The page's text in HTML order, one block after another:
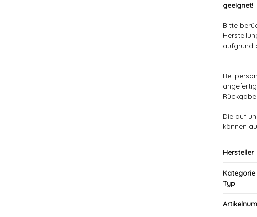
geeignet!
Bitte
aufgrund
Bei
Die auf
können
Hersteller
Typ